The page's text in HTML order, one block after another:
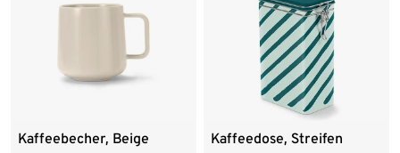
Kaffeebecher, Beige Kaffeedose, Streifen